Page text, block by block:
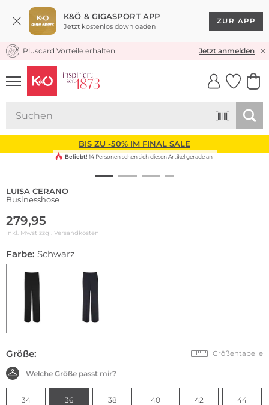
K&Ö & GIGASPORT APP
Jetzt kostenlos downloaden
ZUR APP
KOSTENLOSER VERSAND* & RÜCKVERSAND
Pluscard Vorteile erhalten Jetzt anmelden
UNSERE APP
CLICK &
BIS ZU -50% IM FINAL SALE
Beliebt! 14 Personen sehen sich diesen Artikel gerade an
LUISA CERANO
Businesshose
279,95
inkl. Mwst zzgl. Versandkosten
Farbe: Schwarz
Größe: Größentabelle
Welche Größe passt mir?
34 36 38 40 42 44